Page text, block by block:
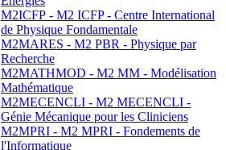
M2ICFP - M2 ICFP - Centre International
de Physique Fondamentale
M2MARES - M2 PBR - Physique par
Recherche
M2MATHMOD - M2 MM - Modélisation
Mathématique
M2MECENCLI - M2 MECENCLI -
Génie Mécanique pour les Cliniciens
M2MPRI - M2 MPRI - Fondements de
l'Informatique